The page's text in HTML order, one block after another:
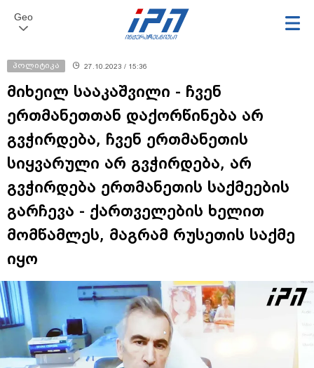
Geo
პოლიტიკა 27.10.2023 / 15:36
მიხეილ სააკაშვილი - ჩვენ
ერთმანეთთან დაქორწინება არ
გვჭირდება, ჩვენ ერთმანეთის
სიყვარული არ გვჭირდება, არ
გვჭირდება ერთმანეთის საქმეების
გარჩევა - ქართველების ხელით
მომწამლეს, მაგრამ რუსეთის საქმე
იყო